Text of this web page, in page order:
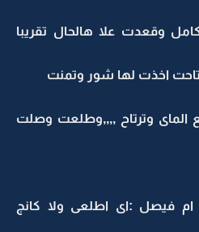
وقعدت علا هالحال تقريبا
اخذت لها شور وتمنت
الماى وترتاح ,,,,وطلعت وصلت
ام فيصل :اى اطلعى ولا كانج